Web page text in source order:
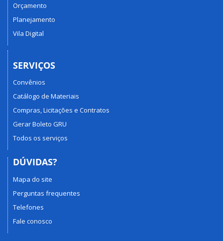
Orçamento
Planejamento
Vila Digital
SERVIÇOS
Convênios
Catálogo de Materiais
Compras, Licitações e Contratos
Gerar Boleto GRU
Todos os serviços
DÚVIDAS?
Mapa do site
Perguntas frequentes
Telefones
Fale conosco